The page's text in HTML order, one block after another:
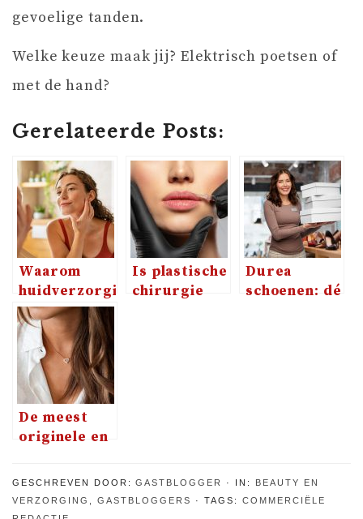
gevoelige tanden.
Welke keuze maak jij? Elektrisch poetsen of
met de hand?
Gerelateerde Posts:
Waarom
huidverzorging
zo
belangrijk is
Is plastische
chirurgie
Durea
schoenen: dé
De meest
originele en
cadeaus
voor nieuwe
moeders
GESCHREVEN DOOR: GASTBLOGGER IN:
BEAUTY EN
VERZORGING
GASTBLOGGERS TAGS: COMMERCIËLE